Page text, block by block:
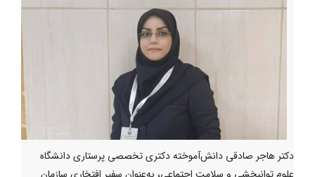
دکتر هاجر صادقی دانش‌آموخته دکتری تخصصی پرستاری دانشگاه